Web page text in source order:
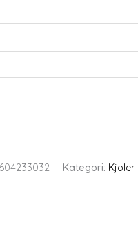
Kategori: Kjoler